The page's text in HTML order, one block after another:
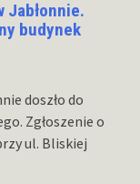
Jabłonnie.
budynek
doszło do
Zgłoszenie o
ul. Bliskiej